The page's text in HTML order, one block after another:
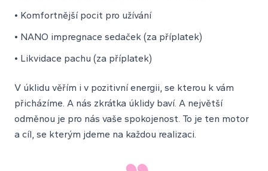
• Komfortnější pocit pro užívání
• NANO impregnace sedaček (za příplatek)
• Likvidace pachu (za příplatek)
V úklidu věřím i v pozitivní energii, se kterou k vám
přicházíme. A nás zkrátka úklidy baví. A největší
odměnou je pro nás vaše spokojenost. To je ten motor
a cíl, se kterým jdeme na každou realizaci.